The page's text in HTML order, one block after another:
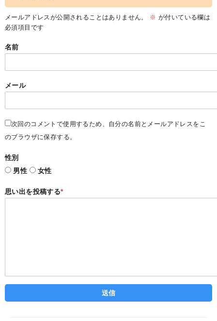
メールアドレスが公開されることはありません。 ※ が付いている欄は
必須項目です
名前
メール
次回のコメントで使用するため、自分の名前とメールアドレスをこ
のブラウザに保存する。
性別
男性
女性
思い出を投稿する*